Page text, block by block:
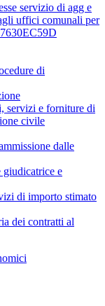
servizio di agg e
uffici comunali per
di
servizi e forniture di
civile
dalle
giudicatrice e
di importo stimato
dei contratti al